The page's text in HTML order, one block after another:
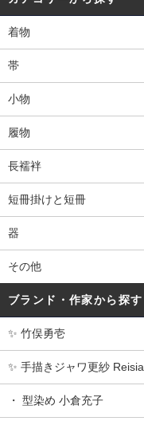
着物
帯
小物
履物
長襦袢
短冊掛けと短冊
器
その他
ブランド・作家から探す
✨ 竹俣勇壱
✨ 手描きジャワ更紗 Reisia
・ 型染め 小倉充子